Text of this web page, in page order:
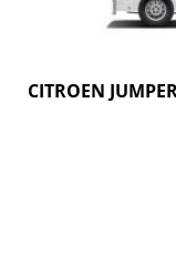
CITROEN